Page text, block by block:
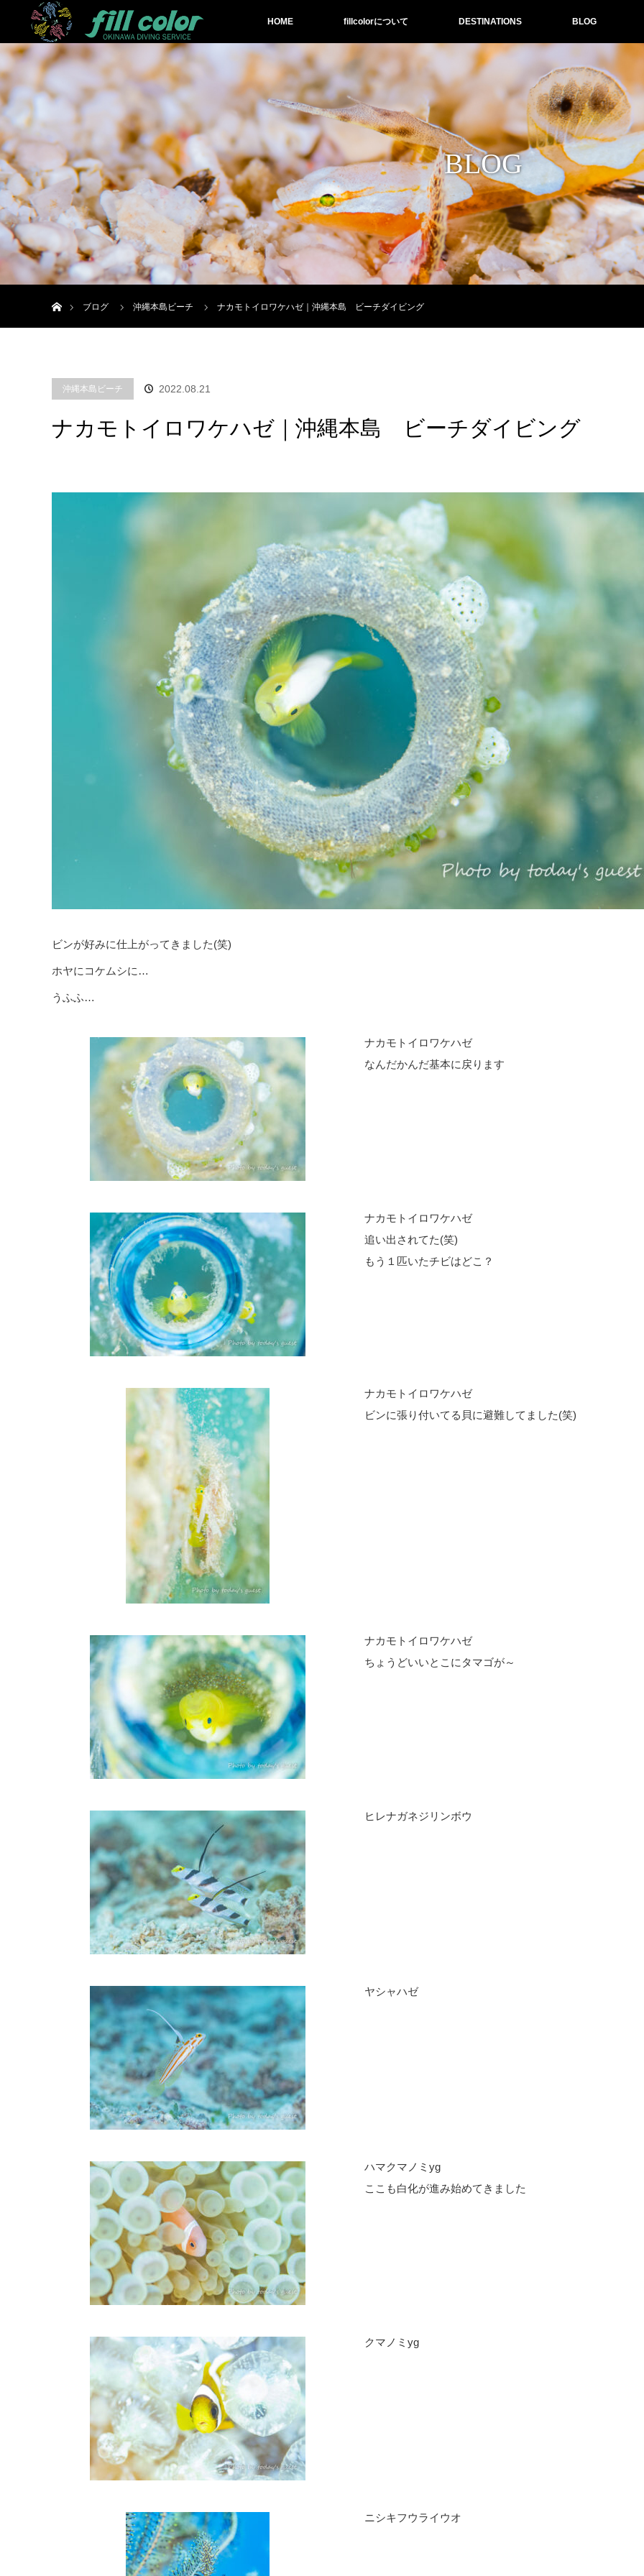
HOME fillcolorについて DESTINATIONS BLOG
BLOG
ブログ
沖縄本島ビーチ ナカモトイロワケハゼ｜沖縄本島 ビーチダイビング
沖縄本島ビーチ 2022.08.21
ナカモトイロワケハゼ｜沖縄本島 ビーチダイビング
ビンが好みに仕上がってきました(笑)
ホヤにコケムシに…
うふふ…
ナカモトイロワケハゼ
なんだかんだ基本に戻ります
ナカモトイロワケハゼ
追い出されてた(笑)
もう１匹いたチビはどこ？
ナカモトイロワケハゼ
ビンに張り付いてる貝に避難してました(笑)
ナカモトイロワケハゼ
ちょうどいいとこにタマゴが～
ヒレナガネジリンボウ
ヤシャハゼ
ハマクマノミyg
ここも白化が進み始めてきました
クマノミyg
ニシキフウライウオ